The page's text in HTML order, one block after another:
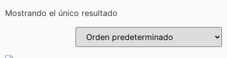
Mostrando el único resultado